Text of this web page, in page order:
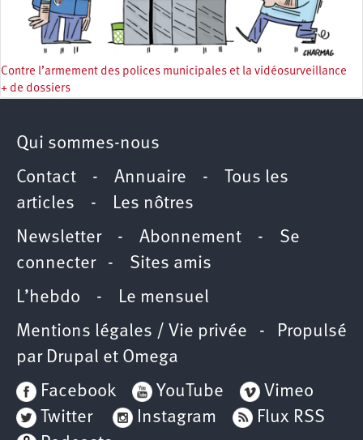
Contre l’armement des polices municipales et la vidéosurveillance
+ de dossiers
Qui sommes-nous
Contact - Annuaire -
Tous les
articles - Les nôtres
Newsletter- Abonnement - Se
connecter- Sites amis
L’hebdo - Le mensuel
Mentions légales / Vie privée - Propulsé
par Drupal et Omega
Facebook
YouTube
Vimeo
Twitter
Instagram
Flux RSS